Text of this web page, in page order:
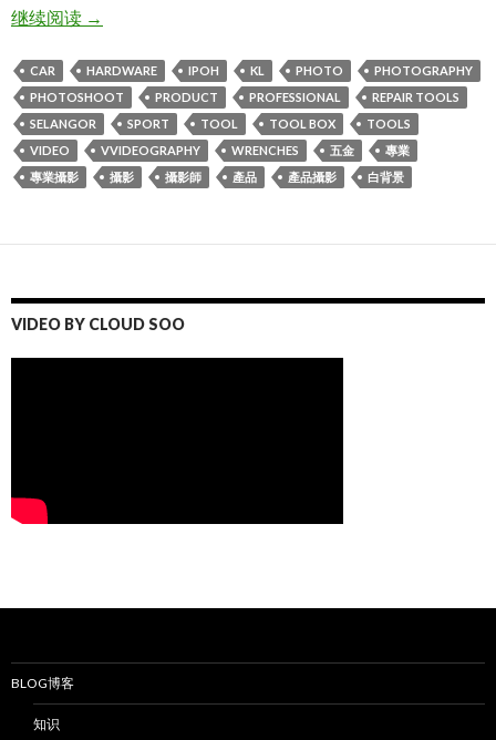
继续阅读KL吉隆坡大型齊全的修車工具商.產品攝影: 全系列五
→
CAR HARDWARE IPOH KL PHOTO
PHOTOGRAPHY
PHOTOSHOOT
PRODUCT PROFESSIONAL
REPAIR TOOLS
SELANGOR
SPORT TOOL TOOL BOX
TOOLS
VIDEO
VVIDEOGRAPHY WRENCHES 五金
專業
專業攝影
攝影 攝影師 產品 產品攝影 白背景
VIDEO BY CLOUD SOO
BLOG博客
知识